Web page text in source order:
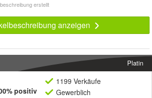
erstellt
anzeigen
Platin
positiv
1199 Verkäufe
Gewerblich